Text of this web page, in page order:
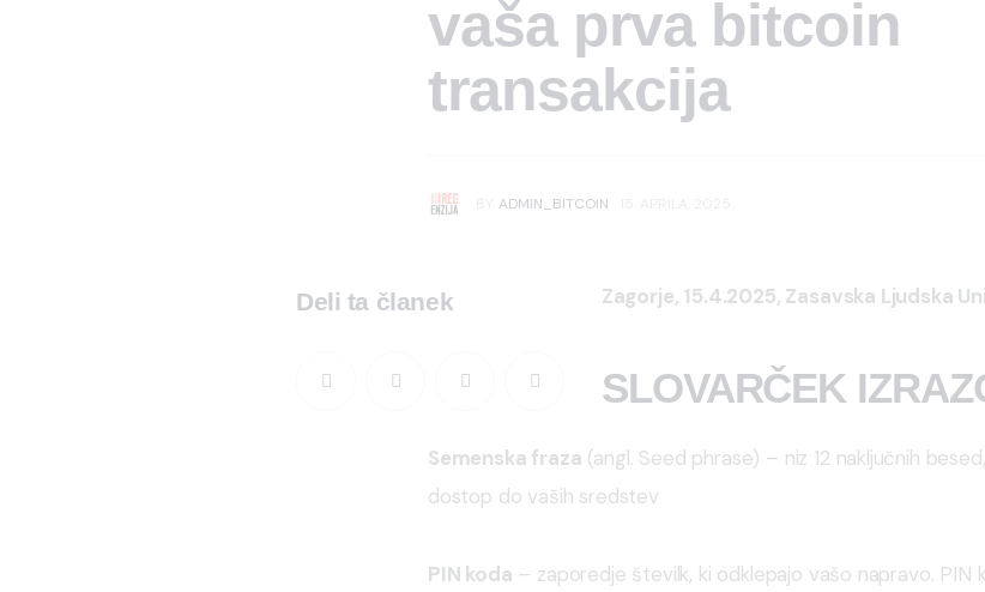
vaša prva bitcoin
transakcija
ADMIN_BITCOIN
Deli ta članek Zagorje, 15.4.2025, Zasavska Ljudska
SLOVARČEK
Semenska fraza (angl. Seed phrase) – niz 12 naključnih
dostop do vaših sredstev
PIN koda – zaporedje številk, ki odklepajo vašo napravo. PIN